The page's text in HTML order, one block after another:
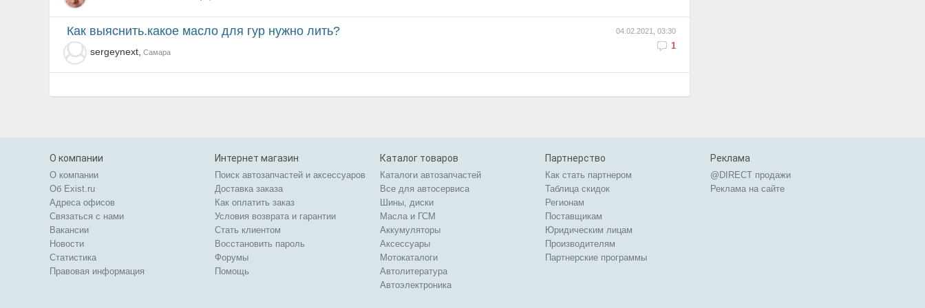
04.02.2021, 03:30
1
как выяснить.какое масло для гур нужно лить?
sergeynext, Самара
О компании
О компании
Об Exist.ru
Адреса офисов
Связаться с нами
Вакансии
Новости
Статистика
Правовая информация
Интернет магазин
Поиск автозапчастей и аксессуаров
Доставка заказа
Как оплатить заказ
Условия возврата и гарантии
Стать клиентом
Восстановить пароль
Форумы
Помощь
Каталог товаров
Каталоги автозапчастей
Все для автосервиса
Шины, диски
Масла и ГСМ
Аккумуляторы
Аксессуары
Мотокаталоги
Автолитература
Автоэлектроника
Партнерство
Как стать партнером
Таблица скидок
Регионам
Поставщикам
Юридическим лицам
Производителям
Партнерские программы
Реклама
@DIRECT продажи
Реклама на сайте